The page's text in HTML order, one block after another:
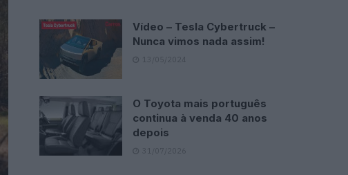
Vídeo – Tesla Cybertruck –
Nunca vimos nada assim!
13/05/2024
O Toyota mais português
continua à venda 40 anos
depois
31/07/2026